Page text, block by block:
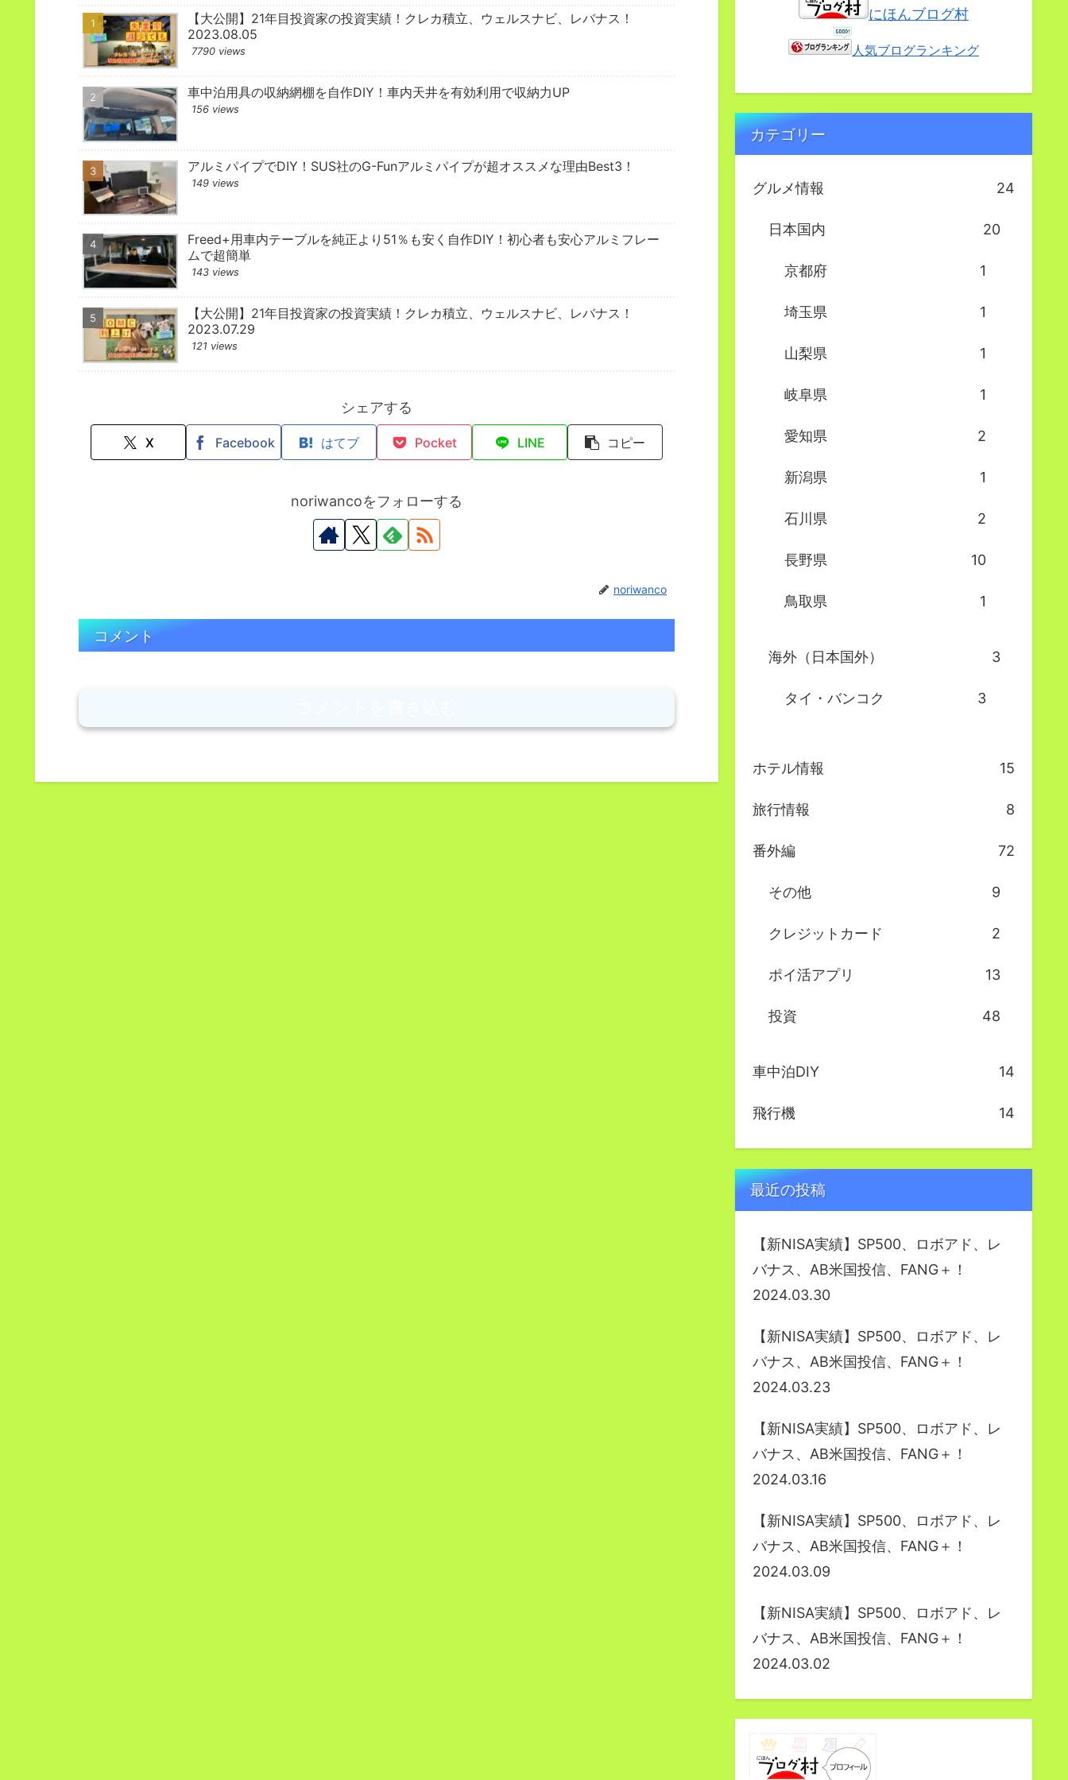
【大公開】21年目投資家の投資実績！クレカ積立、ウェルスナビ、レバナス！
2023.08.05
7790 views
車中泊用具の収納網棚を自作DIY！車内天井を有効利用で収納力UP
156 views
アルミパイプでDIY！SUS社のG-Funアルミパイプが超オススメな理由Best3！
149 views
Freed+用車内テーブルを純正より51％も安く自作DIY！初心者も安心アルミフレー
ムで超簡単
143 views
【大公開】21年目投資家の投資実績！クレカ積立、ウェルスナビ、レバナス！
2023.07.29
121 views
シェアする
X Facebook はてブ Pocket LINE コピー
noriwancoをフォローする
noriwanco
コメント
にほんブログ村
人気ブログランキング
カテゴリー
グルメ情報 24
日本国内 20
京都府 1
埼玉県 1
山梨県 1
岐阜県 1
愛知県 2
新潟県 1
石川県 2
長野県 10
鳥取県 1
海外（日本国外） 3
タイ・バンコク 3
ホテル情報 15
旅行情報 8
番外編 72
その他 9
クレジットカード 2
ポイ活アプリ 13
投資 48
車中泊DIY 14
飛行機 14
最近の投稿
【新NISA実績】SP500、ロボアド、レ
バナス、AB米国投信、FANG＋！
2024.03.30
【新NISA実績】SP500、ロボアド、レ
バナス、AB米国投信、FANG＋！
2024.03.23
【新NISA実績】SP500、ロボアド、レ
バナス、AB米国投信、FANG＋！
2024.03.16
【新NISA実績】SP500、ロボアド、レ
バナス、AB米国投信、FANG＋！
2024.03.09
【新NISA実績】SP500、ロボアド、レ
バナス、AB米国投信、FANG＋！
2024.03.02